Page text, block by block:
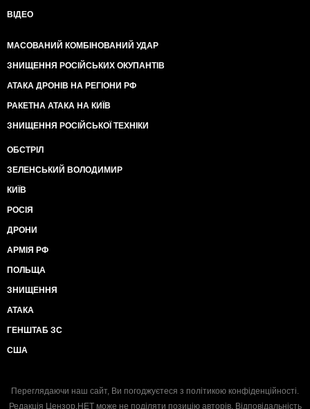
ВІДЕО
МАСОВАНИЙ КОМБІНОВАНИЙ УДАР
ЗНИЩЕННЯ РОСІЙСЬКИХ ОКУПАНТІВ
АТАКА ДРОНІВ НА РЕГІОНИ РФ
РАКЕТНА АТАКА НА КИЇВ
ЗНИЩЕННЯ РОСІЙСЬКОЇ ТЕХНІКИ
ОБСТРІЛ
ЗЕЛЕНСЬКИЙ ВОЛОДИМИР
КИЇВ
РОСІЯ
ДРОНИ
АРМІЯ РФ
ПОЛЬЩА
ЗНИЩЕННЯ
АТАКА
ГЕНШТАБ ЗС
США
Переглядаючи наш сайт, Ви погоджуєтеся з політикою конфіденційності.
Редакція Цензор.НЕТ може не поділяти позицію авторів. Відповідальність